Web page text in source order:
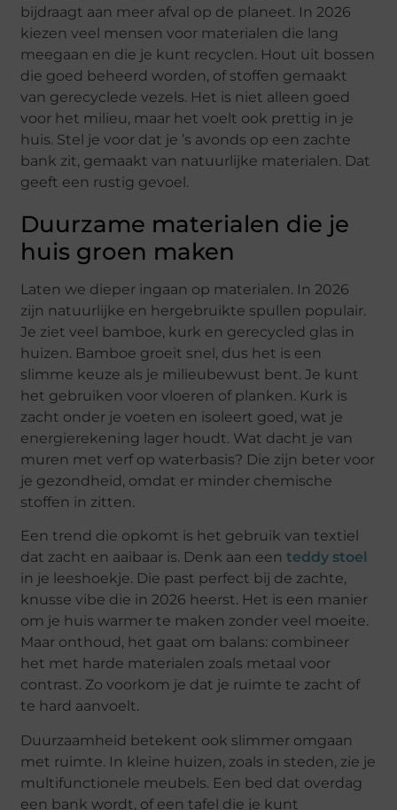
bijdraagt aan meer afval op de planeet. In 2026
kiezen veel mensen voor materialen die lang
meegaan en die je kunt recyclen. Hout uit bossen
die goed beheerd worden, of stoffen gemaakt
van gerecyclede vezels. Het is niet alleen goed
voor het milieu, maar het voelt ook prettig in je
huis. Stel je voor dat je ’s avonds op een zachte
bank zit, gemaakt van natuurlijke materialen. Dat
geeft een rustig gevoel.
Duurzame materialen die je
huis groen maken
Laten we dieper ingaan op materialen. In 2026
zijn natuurlijke en hergebruikte spullen populair.
Je ziet veel bamboe, kurk en gerecycled glas in
huizen. Bamboe groeit snel, dus het is een
slimme keuze als je milieubewust bent. Je kunt
het gebruiken voor vloeren of planken. Kurk is
zacht onder je voeten en isoleert goed, wat je
energierekening lager houdt. Wat dacht je van
muren met verf op waterbasis? Die zijn beter voor
je gezondheid, omdat er minder chemische
stoffen in zitten.
Een trend die opkomt is het gebruik van textiel
dat zacht en aaibaar is. Denk aan eenteddy stoel
in je leeshoekje. Die past perfect bij de zachte,
knusse vibe die in 2026 heerst. Het is een manier
om je huis warmer te maken zonder veel moeite.
Maar onthoud, het gaat om balans: combineer
het met harde materialen zoals metaal voor
contrast. Zo voorkom je dat je ruimte te zacht of
te hard aanvoelt.
Duurzaamheid betekent ook slimmer omgaan
met ruimte. In kleine huizen, zoals in steden, zie je
multifunctionele meubels. Een bed dat overdag
een bank wordt, of een tafel die je kunt